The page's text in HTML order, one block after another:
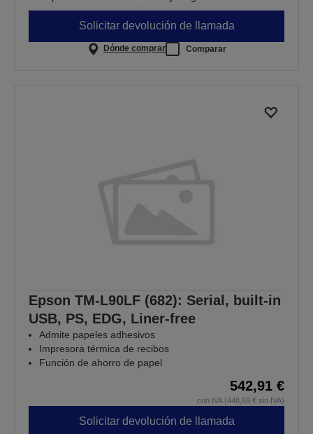
Solicitar devolución de llamada
Dónde comprar Comparar
Epson TM-L90LF (682): Serial, built-in
USB, PS, EDG, Liner-free
Admite papeles adhesivos
Impresora térmica de recibos
Función de ahorro de papel
542,91 €
con IVA (448,69 € sin IVA)
Solicitar devolución de llamada